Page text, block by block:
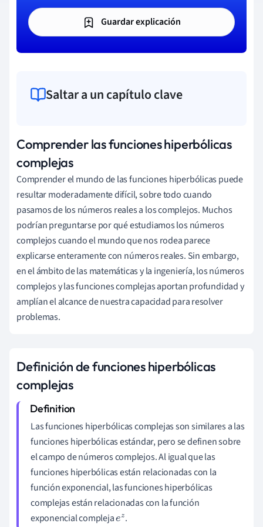
Guardar explicación
Saltar a un capítulo clave
Comprender las funciones hiperbólicas
complejas
Comprender el mundo de las funciones hiperbólicas puede
resultar moderadamente difícil, sobre todo cuando
pasamos de los números reales a los complejos. Muchos
podrían preguntarse por qué estudiamos los números
complejos cuando el mundo que nos rodea parece
explicarse enteramente con números reales. Sin embargo,
en el ámbito de las matemáticas y la ingeniería, los números
complejos y las funciones complejas aportan profundidad y
amplían el alcance de nuestra capacidad para resolver
problemas.
Definición de funciones hiperbólicas
complejas
Las funciones hiperbólicas complejas son similares a las
funciones hiperbólicas estándar, pero se definen sobre
el campo de números complejos. Al igual que las
funciones hiperbólicas están relacionadas con la
función exponencial, las funciones hiperbólicas
complejas están relacionadas con la función
exponencial complejaez.